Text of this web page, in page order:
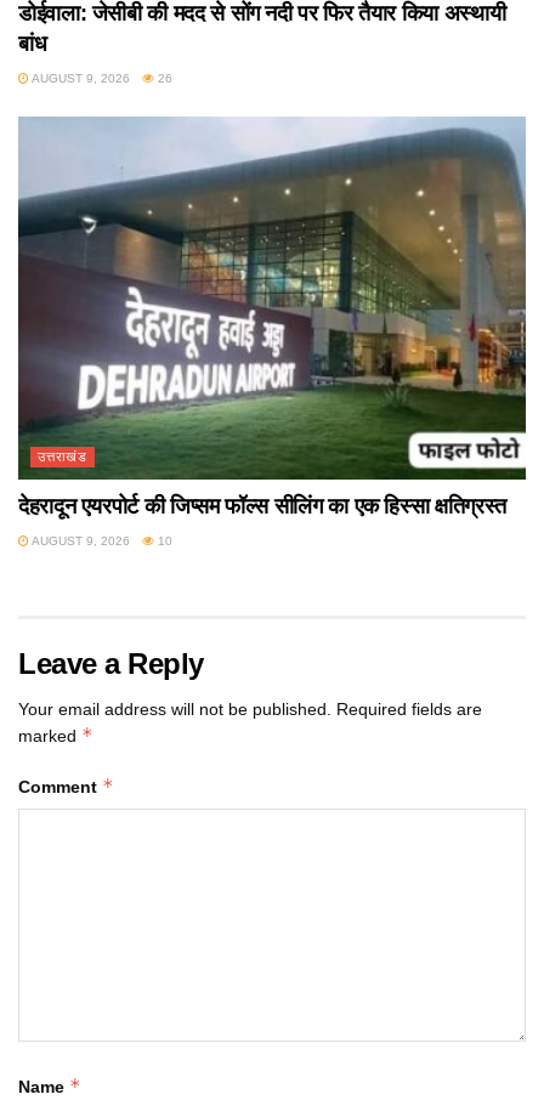
डोईवाला: जेसीबी की मदद से सोंग नदी पर फिर तैयार किया अस्थायी
बांध
AUGUST 9, 2026 26
उत्तराखंड
देहरादून एयरपोर्ट की जिप्सम फॉल्स सीलिंग का एक हिस्सा क्षतिग्रस्त
AUGUST 9, 2026 10
Leave a Reply
Your email address will not be published. Required fields are
marked *
Comment *
Name *